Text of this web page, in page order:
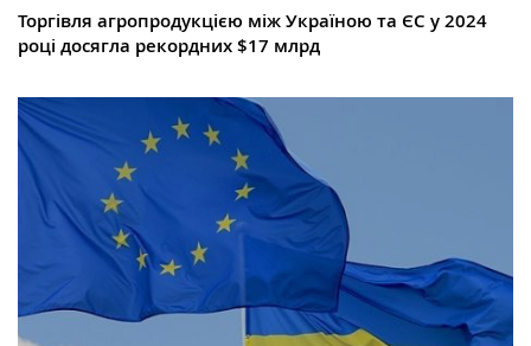
Торгівля агропродукцією між Україною та ЄС у 2024
році досягла рекордних $17 млрд